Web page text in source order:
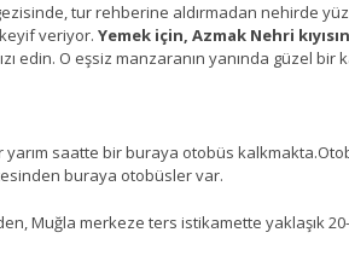
tur rehberine aldırmadan nehirde
veriyor. Yemek için, Azmak Nehri
edin. O eşsiz manzaranın yanında güzel
saatte bir buraya otobüs
buraya otobüsler var.
Muğla merkeze ters istikamette yaklaşık